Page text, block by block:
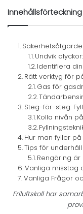
Innehållsförteckning
Undvik
Identifiera
Rätt verktyg för
Gas för
Steg-för-steg:
Kolla nivån
Hur man fyller
Tips för
Rengöring
Vanliga misstag
Vanliga Frågor
Friluftskoll har